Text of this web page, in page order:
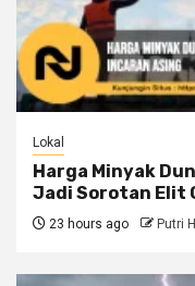
Lokal
Harga Minyak
Jadi Sorotan Elit
23 hours ago Putri